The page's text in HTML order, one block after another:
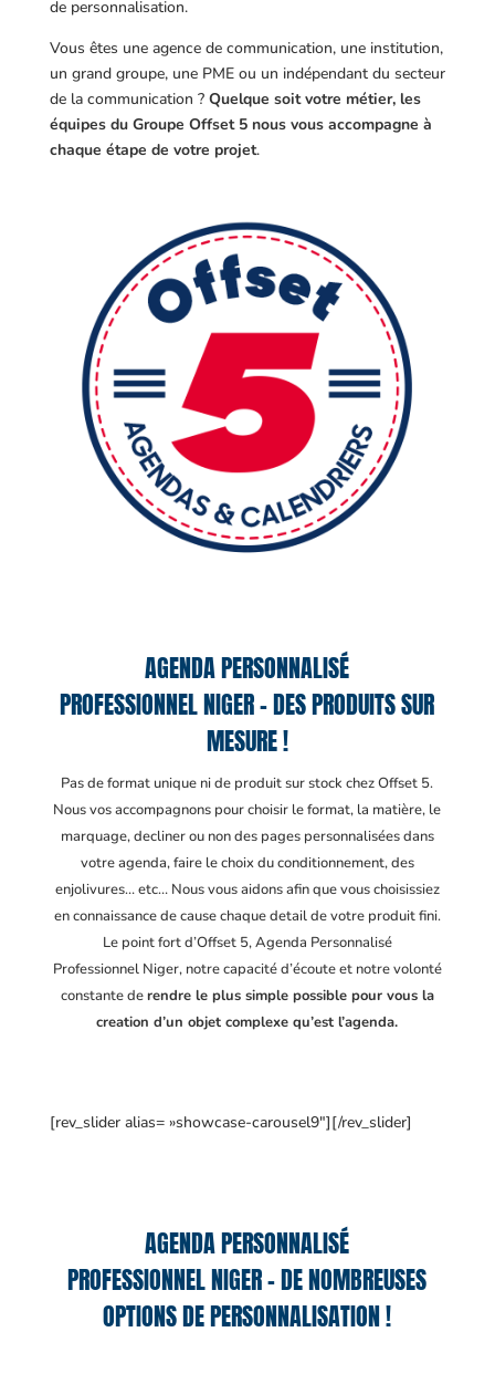
de personnalisation.
Vous êtes une agence de communication, une institution,
un grand groupe, une PME ou un indépendant du secteur
de la communication ? Quelque soit votre métier, les
équipes du Groupe Offset 5 nous vous accompagne à
chaque étape de votre projet.
AGENDA PERSONNALISÉ
PROFESSIONNEL NIGER – DES PRODUITS SUR
MESURE !
Pas de format unique ni de produit sur stock chez Offset 5.
Nous vos accompagnons pour choisir le format, la matière, le
marquage, decliner ou non des pages personnalisées dans
votre agenda, faire le choix du conditionnement, des
enjolivures… etc… Nous vous aidons afin que vous choisissiez
en connaissance de cause chaque detail de votre produit fini.
Le point fort d’Offset 5, Agenda Personnalisé
Professionnel Niger, notre capacité d’écoute et notre volonté
constante derendre le plus simple possible pour vous la
creation d’un objet complexe qu’est l’agenda.
[rev_slider alias= »showcase-carousel9″][/rev_slider]
AGENDA PERSONNALISÉ
PROFESSIONNEL NIGER – DE NOMBREUSES
OPTIONS DE PERSONNALISATION !